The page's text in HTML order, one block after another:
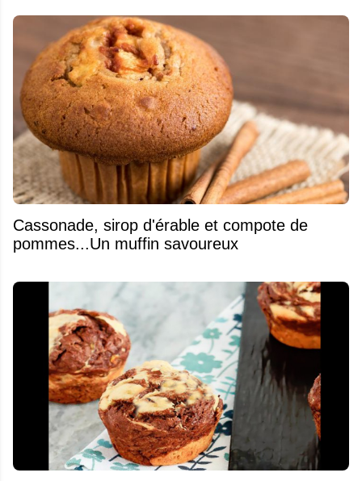
​Cassonade, sirop d'érable et compote de
pommes...Un muffin savoureux